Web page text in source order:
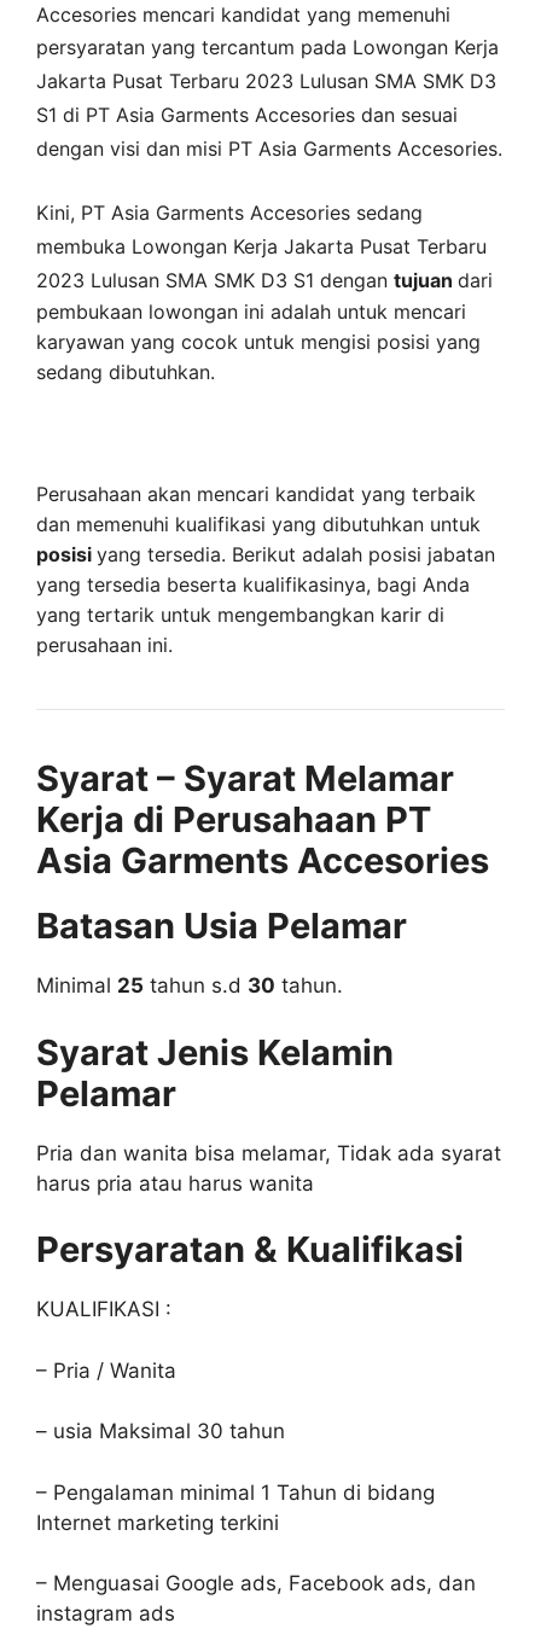
Accesories mencari kandidat yang memenuhi
persyaratan yang tercantum pada Lowongan Kerja
Jakarta Pusat Terbaru 2023 Lulusan SMA SMK D3
S1 di PT Asia Garments Accesories dan sesuai
dengan visi dan misi PT Asia Garments Accesories.
Kini, PT Asia Garments Accesories sedang
membuka Lowongan Kerja Jakarta Pusat Terbaru
2023 Lulusan SMA SMK D3 S1 dengan tujuan dari
pembukaan lowongan ini adalah untuk mencari
karyawan yang cocok untuk mengisi posisi yang
sedang dibutuhkan.
Perusahaan akan mencari kandidat yang terbaik
dan memenuhi kualifikasi yang dibutuhkan untuk
posisi yang tersedia. Berikut adalah posisi jabatan
yang tersedia beserta kualifikasinya, bagi Anda
yang tertarik untuk mengembangkan karir di
perusahaan ini.
Syarat – Syarat Melamar
Kerja di Perusahaan PT
Asia Garments Accesories
Batasan Usia Pelamar
Minimal 25 tahun s.d 30 tahun.
Syarat Jenis Kelamin
Pelamar
Pria dan wanita bisa melamar, Tidak ada syarat
harus pria atau harus wanita
Persyaratan & Kualifikasi
KUALIFIKASI :
– Pria / Wanita
– usia Maksimal 30 tahun
– Pengalaman minimal 1 Tahun di bidang
Internet marketing terkini
– Menguasai Google ads, Facebook ads, dan
instagram ads